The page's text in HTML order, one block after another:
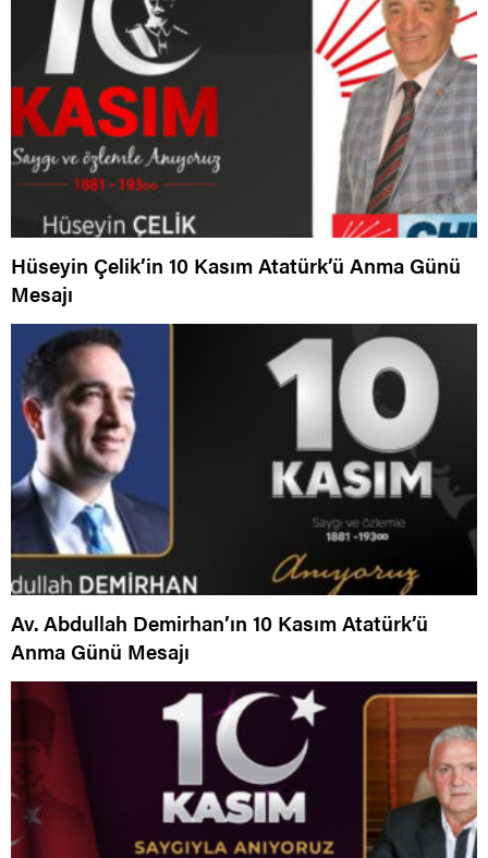
Hüseyin Çelik’in 10 Kasım Atatürk’ü Anma Günü
Mesajı
Av. Abdullah Demirhan’ın 10 Kasım Atatürk’ü
Anma Günü Mesajı